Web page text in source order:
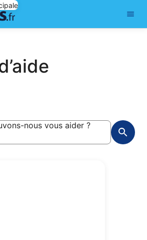
nous vous aider ?